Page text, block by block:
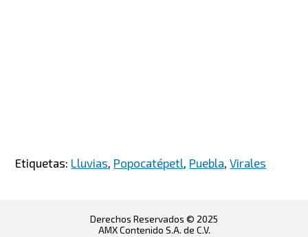
Etiquetas: Lluvias, Popocatépetl, Puebla,Virales
Derechos Reservados © 2025
AMX Contenido S.A. de C.V.